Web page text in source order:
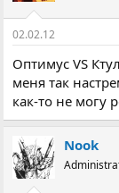
02.02.12
Оптимус VS
меня так
как-то не могу
Nook